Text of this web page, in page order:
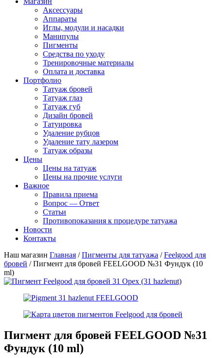
Аксессуары
Аппараты
Иглы, модули и насадки
Манипулы
Пигменты
Средства по уходу
Тренировочные материалы
Оплата и доставка
Портфолио
Татуаж бровей
Татуаж глаз
Татуаж губ
Дизайн бровей
Татуировка
Удаление рубцов
Удаление тату лазером
Татуаж образы
Цены
Цены на татуаж
Цены на прочие услуги
Важное
Правила приема
Вопрос — Ответ
Статьи
Противопоказания к процедуре татуажа
Новости
Контакты
Наш магазин Главная /Пигменты для татуажа /Feelgood для
бровей / Пигмент для бровей FEELGOOD №31 Фундук (10
ml)
Пигмент для бровей FEELGOOD №31
Фундук (10 ml)